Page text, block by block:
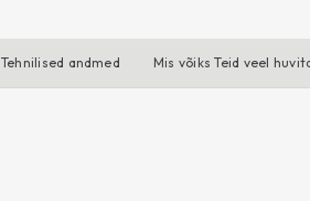
Tehnilised andmed Mis võiks Teid veel